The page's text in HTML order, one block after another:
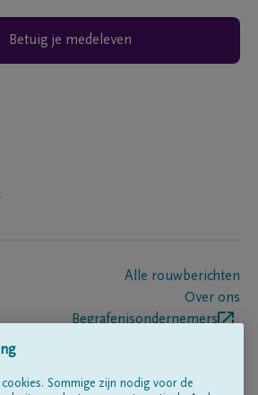
Betuig je medeleven
Alle rouwberichten
Over ons
Begrafenisondernemers
Sommige zijn nodig voor de